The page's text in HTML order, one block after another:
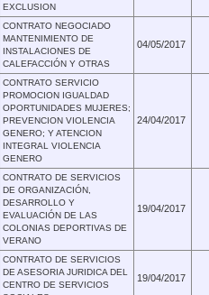
EXCLUSION
CONTRATO NEGOCIADO
MANTENIMIENTO DE
INSTALACIONES DE
CALEFACCIÓN Y OTRAS
04/05/2017
CONTRATO SERVICIO
PROMOCION IGUALDAD
OPORTUNIDADES MUJERES;
PREVENCION VIOLENCIA
GENERO; Y ATENCION
INTEGRAL VIOLENCIA
GENERO
24/04/2017
CONTRATO DE SERVICIOS
DE ORGANIZACIÓN,
DESARROLLO Y
EVALUACIÓN DE LAS
COLONIAS DEPORTIVAS DE
VERANO
19/04/2017
CONTRATO DE SERVICIOS
DE ASESORIA JURIDICA DEL
CENTRO DE SERVICIOS
19/04/2017